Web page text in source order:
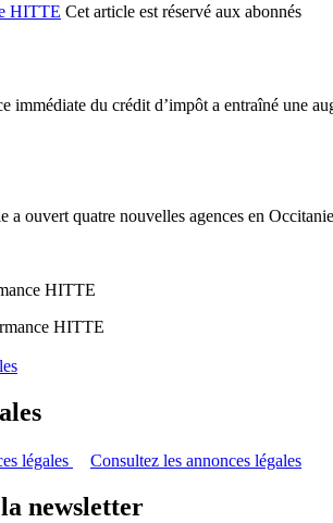
HITTE Cet article est réservé aux abonnés
immédiate du crédit d’impôt a entraîné une
a ouvert quatre nouvelles agences en
HITTE
légales Consultez les annonces légales
newsletter